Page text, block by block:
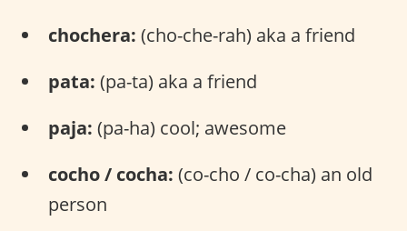
chochera: (cho-che-rah) aka a friend
pata: (pa-ta) aka a friend
paja: (pa-ha) cool; awesome
cocho / cocha: (co-cho / co-cha) an old
person